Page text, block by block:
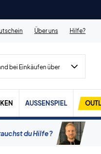
Über uns Hilfe?
bei Einkäufen über
AUSSENSPIEL
du Hilfe?